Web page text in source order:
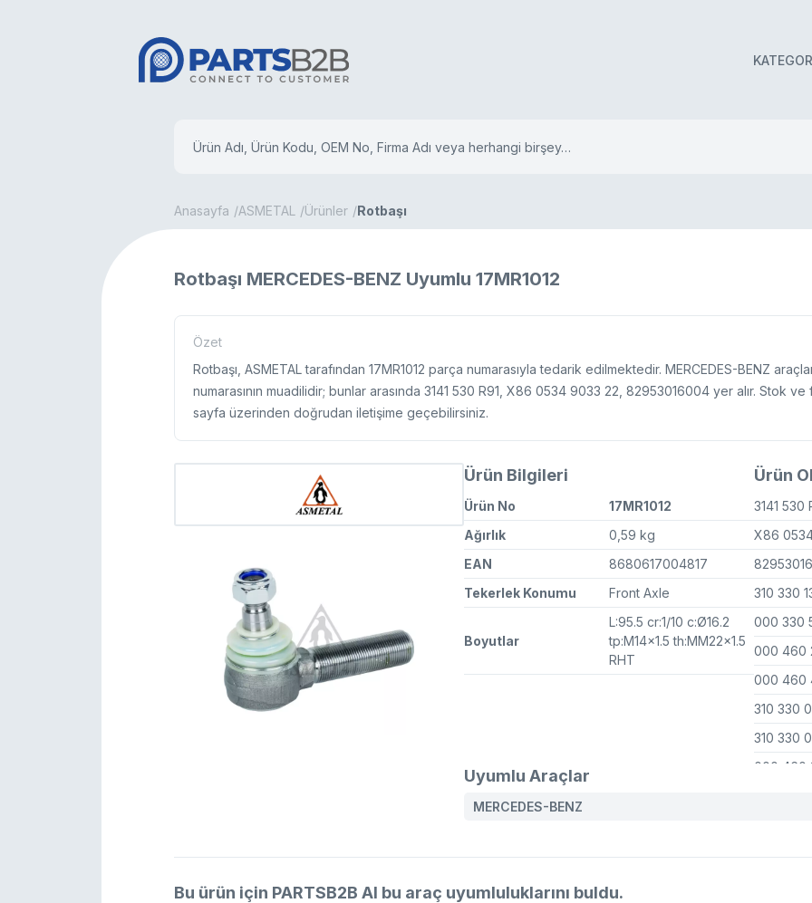
Anasayfa ASMETAL Ürünler Rotbaşı
Rotbaşı MERCEDES-BENZ Uyumlu 17MR1012
Özet
Rotbaşı, ASMETAL tarafından 17MR1012 parça numarasıyla tedarik edilmektedir. MERCEDES-BENZ
numarasının muadilidir; bunlar arasında 3141 530 R91, X86 0534 9033 22, 82953016004 yer alır. Stok
sayfa üzerinden doğrudan iletişime geçebilirsiniz.
Ürün Bilgileri
Ürün No
17MR1012
Ağırlık
0,59 kg
EAN
8680617004817
Tekerlek Konumu
Front Axle
Boyutlar
L:95.5 cr:1/10 c:Ø16.2
tp:M14x1.5 th:MM22x1.5
RHT
Ürün
3141 530
X86
310 330
000 330
000 460
000 460
310 330
310 330
000 460
Uyumlu Araçlar
MERCEDES-BENZ
Bu ürün için PARTSB2B AI bu araç uyumluluklarını buldu.